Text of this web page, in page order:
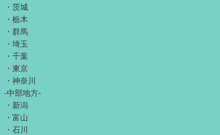
・ 茨城
・ 栃木
・ 群馬
・ 埼玉
・ 千葉
・ 東京
・ 神奈川
-中部地方-
・ 新潟
・ 富山
・ 石川